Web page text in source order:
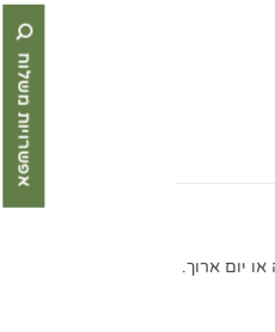
יום ארוך.
אפשרויות משלוח